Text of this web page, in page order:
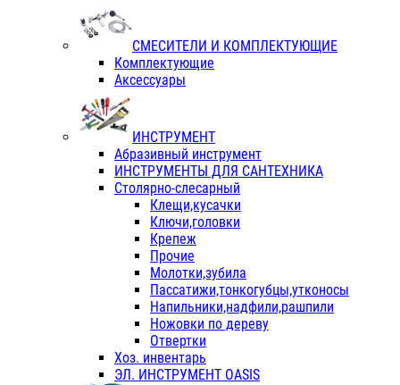
СМЕСИТЕЛИ И КОМПЛЕКТУЮЩИЕ
Комплектующие
Аксессуары
ИНСТРУМЕНТ
Абразивный инструмент
ИНСТРУМЕНТЫ ДЛЯ САНТЕХНИКА
Столярно-слесарный
Клещи,кусачки
Ключи,головки
Крепеж
Прочие
Молотки,зубила
Пассатижи,тонкогубцы,утконосы
Напильники,надфили,рашпили
Ножовки по дереву
Отвертки
Хоз. инвентарь
ЭЛ. ИНСТРУМЕНТ OASIS